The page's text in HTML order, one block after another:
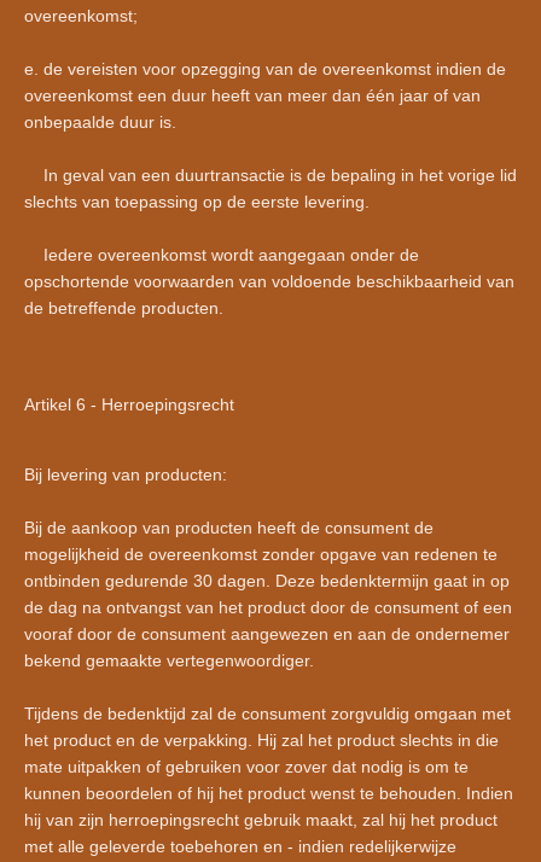
overeenkomst;
e. de vereisten voor opzegging van de overeenkomst indien de
overeenkomst een duur heeft van meer dan één jaar of van
onbepaalde duur is.
In geval van een duurtransactie is de bepaling in het vorige lid
slechts van toepassing op de eerste levering.
Iedere overeenkomst wordt aangegaan onder de
opschortende voorwaarden van voldoende beschikbaarheid van
de betreffende producten.
Artikel 6 - Herroepingsrecht
Bij levering van producten:
Bij de aankoop van producten heeft de consument de
mogelijkheid de overeenkomst zonder opgave van redenen te
ontbinden gedurende 30 dagen. Deze bedenktermijn gaat in op
de dag na ontvangst van het product door de consument of een
vooraf door de consument aangewezen en aan de ondernemer
bekend gemaakte vertegenwoordiger.
Tijdens de bedenktijd zal de consument zorgvuldig omgaan met
het product en de verpakking. Hij zal het product slechts in die
mate uitpakken of gebruiken voor zover dat nodig is om te
kunnen beoordelen of hij het product wenst te behouden. Indien
hij van zijn herroepingsrecht gebruik maakt, zal hij het product
met alle geleverde toebehoren en - indien redelijkerwijze